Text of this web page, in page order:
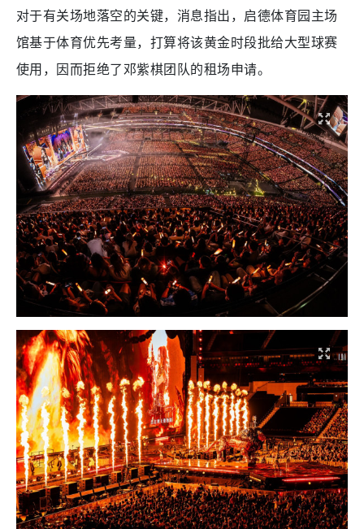
对于有关场地落空的关键， 消息指出，启德体育园主场
馆基于体育优先考量，打算将该黄金时段批给大型球赛
使用，因而拒绝了邓紫棋团队的租场申请。